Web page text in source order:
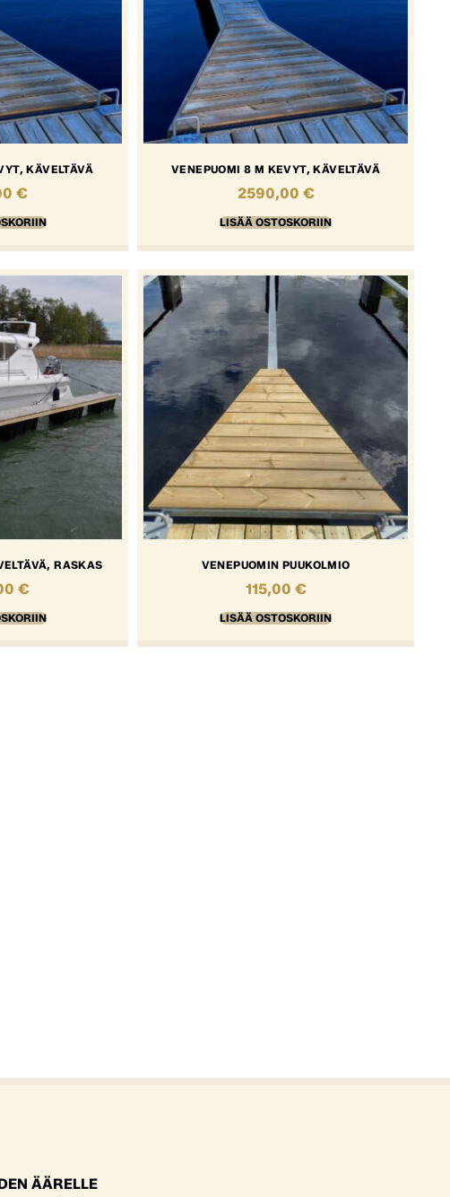
KÄVELTÄVÄ
€
VENEPUOMI 8 M KEVYT, KÄVELTÄVÄ
2590,00 €
LISÄÄ OSTOSKORIIN
RASKAS
€
VENEPUOMIN PUUKOLMIO
115,00 €
LISÄÄ OSTOSKORIIN
ÄÄRELLE